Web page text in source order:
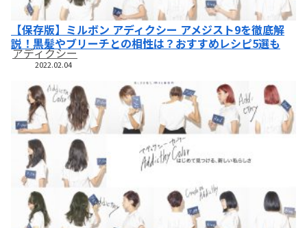
【保存版】ミルボン アディクシー アメジスト9を徹底解
説！黒髪やブリーチとの相性は？おすすめレシピ5選も
アディクシー
2022.02.04